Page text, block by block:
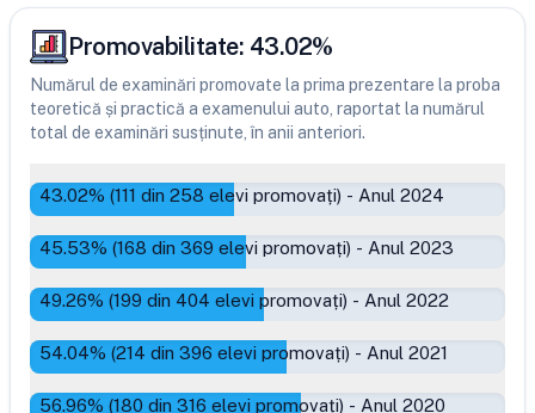
Promovabilitate: 43.02%
Numărul de examinări promovate la prima prezentare la proba
teoretică și practică a examenului auto, raportat la numărul
total de examinări susținute, în anii anteriori.
43.02% (111 din 258 elevi promovați) - Anul 2024
45.53% (168 din 369 elevi promovați) - Anul 2023
49.26% (199 din 404 elevi promovați) - Anul 2022
54.04% (214 din 396 elevi promovați) - Anul 2021
56.96% (180 din 316 elevi promovați) - Anul 2020